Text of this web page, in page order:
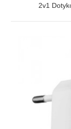
2v1